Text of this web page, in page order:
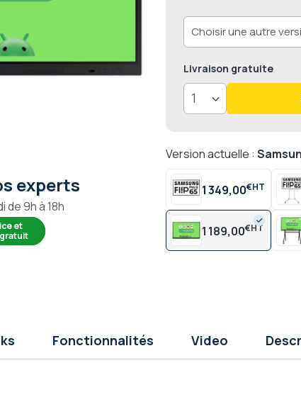
Livraison gratuite
Version actuelle :
1 349,00€
1 189,00€
experts
de 9h à 18h
et
Fonctionnalités Video